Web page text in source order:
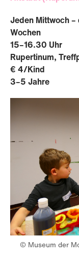
Jeden Mittwoch
Wochen
15–16.30 Uhr
Rupertinum,
€ 4/Kind
3–5 Jahre
© Museum der